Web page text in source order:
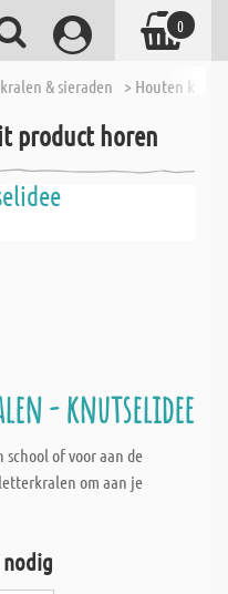
& sieraden > Houten kralen
product horen
- knutselidee
school of voor aan de
om aan je
0